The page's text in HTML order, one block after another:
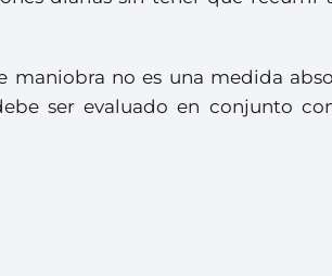
maniobra no es una medida
ser evaluado en conjunto